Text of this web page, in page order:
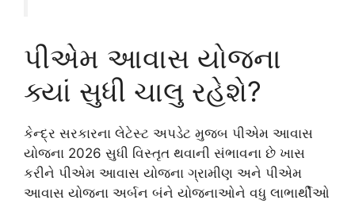
પીએમ આવાસ યોજના
ક્યાં સુધી ચાલુ રહેશે?
કેન્દ્ર સરકારના લેટેસ્ટ અપડેટ મુજબ પીએમ આવાસ
યોજના 2026 સુધી વિસ્તૃત થવાની સંભાવના છે ખાસ
કરીને પીએમ આવાસ યોજના ગ્રામીણ અને પીએમ
આવાસ યોજના અર્બન બંને યોજનાઓને વધુ લાભાર્થીઓ